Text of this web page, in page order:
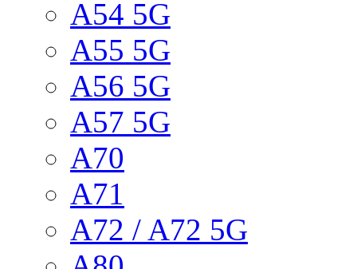
A54 5G
A55 5G
A56 5G
A57 5G
A70
A71
A72 / A72 5G